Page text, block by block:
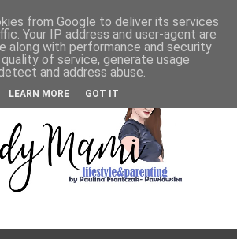
from Google to deliver its services
Your IP address and user-agent are
along with performance and security
of service, generate usage
and address abuse.
LEARN MORE GOT IT